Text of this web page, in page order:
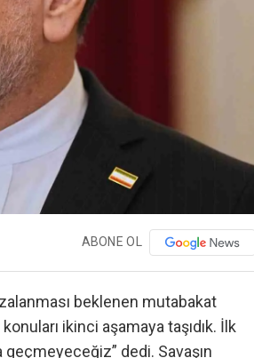
ABONE OL
beklenen mutabakat
ikinci aşamaya taşıdık. İlk
dedi. Savaşın